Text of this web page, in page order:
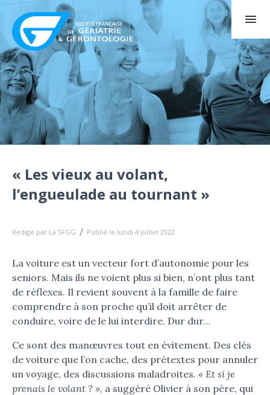
« Les vieux au volant,
l’engueulade au tournant »
Rédigé par La SFGG Publié le lundi 4 juillet 2022
La voiture est un vecteur fort d’autonomie pour les
seniors. Mais ils ne voient plus si bien, n’ont plus tant
de réflexes. Il revient souvent à la famille de faire
comprendre à son proche qu’il doit arrêter de
conduire, voire de le lui interdire. Dur dur…
Ce sont des manœuvres tout en évitement. Des clés
de voiture que l’on cache, des prétextes pour annuler
un voyage, des discussions maladroites. « Et si je
prenais le volant ? », a suggéré Olivier à son père, qui